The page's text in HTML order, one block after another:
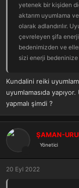
yetenek bir kişiden
aktarım uyumlama
olarak adlandırılır.
çevreleyen şifa
bedenimizden ve
sizi enerji bedeninize
çakraları ve enerji
frekanslarına
için yönlendirmemize
Uyumlamalarda
uyumlamaktır ve bu
3 ncü boyut
enerjilerin
Beden sistemine bir
Kundalini reiki
uyumlamasıda
yapmalı şimdi ?
ŞAMAN-
Yönetici
20 Eyl 2022